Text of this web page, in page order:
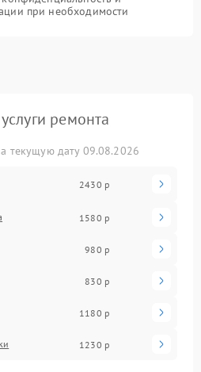
при необходимости
ремонта
текущую дату 09.08.2026
2430 р
1580 р
980 р
830 р
1180 р
1230 р